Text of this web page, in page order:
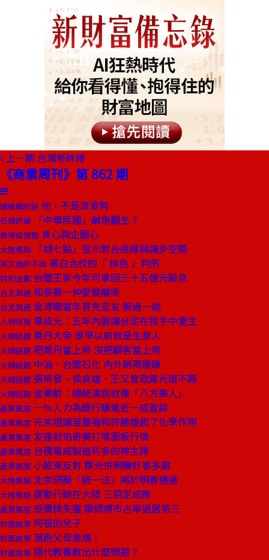
上一期 台灣新幹線
《商業周刊》第 862 期
總編輯的話 他，不是流浪狗
石頭評論 「中華民國」鹹魚翻生？
商場自慢塾 貪心與企圖心
大陸焦點 「胡七點」宣示對台底線與讓步空間
英文無所不談 黑白合校的「 棕色 」判例
特別企劃 台塑王家今年可拿回三十五億元股息
台北耳語 和泰蘇一仲愛變魔術
台北耳語 金溥聰當年冒充室友 躲過一劫
人物特寫 辜成允：五年內要讓台泥在我手中重生
火線話題 喬丹大帝 很早以前就是生意人
火線話題 把喬丹當上帝 沒把顧客當上帝
火線話題 中油、台塑石化 內外銷兩邊賺
火線話題 張榮發、侯貞雄、王又曾政黨光環不再
火線話題 金美齡：總統演說就像「八方美人」
產業風雲 一％人力為銀行賺進近一成盈餘
產業風雲 元京證讓苗豐強和許勝雄起了化學作用
產業風雲 友達就怕奇美打壞面板行情
產業風雲 台積電成製造利多的神主牌
產業風雲 小股東反對 群光併明騰好事多磨
大陸焦點 北京研擬「統一法」將於明春通過
大陸焦點 運動行銷在大陸 三招定成敗
產業風雲 低價牌失靈 康師傅市占率退居第三
封面故事 阿祖的兒子
封面故事 落跑父母激增！
封面故事 隔代教養教出什麼問題？